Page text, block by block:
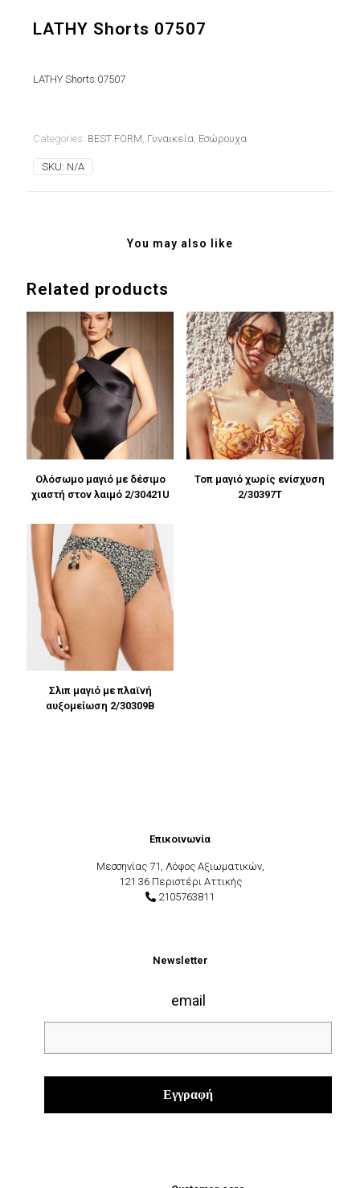
LATHY Shorts 07507
LATHY Shorts 07507
Categories: BEST FORM, Γυναικεία, Εσώρουχα
SKU: N/A
You may also like
Related products
Ολόσωμο μαγιό με δέσιμο
χιαστή στον λαιμό 2/30421U
Τοπ μαγιό χωρίς ενίσχυση
2/30397T
Σλιπ μαγιό με πλαϊνή
αυξομείωση 2/30309B
Επικοινωνία
Μεσσηνίας 71, Λόφος Αξιωματικών,
121 36 Περιστέρι Αττικής
2105763811
Newsletter
email